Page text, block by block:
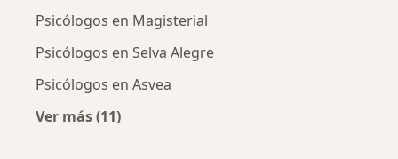
Psicólogos en Magisterial
Psicólogos en Selva Alegre
Psicólogos en Asvea
Ver más (11)